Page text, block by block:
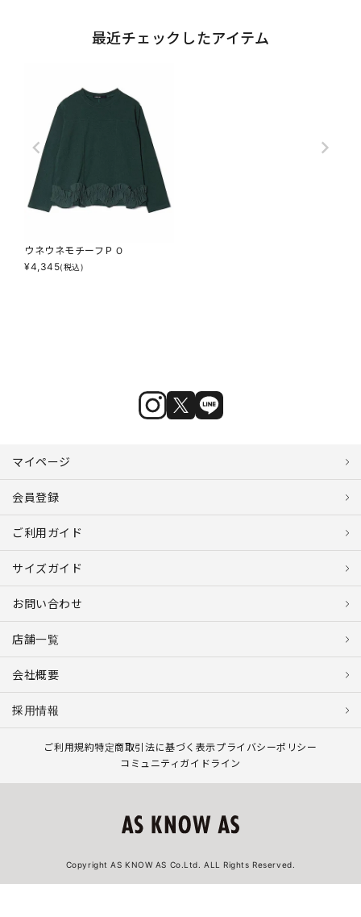
最近チェックしたアイテム
ウネウネモチーフＰＯ
¥4,345(税込)
マイページ
会員登録
ご利用ガイド
サイズガイド
お問い合わせ
店舗一覧
会社概要
採用情報
ご利用規約特定商取引法に基づく表示プライバシーポリシー
コミュニティガイドライン
Copyright AS KNOW AS Co.Ltd. ALL Rights Reserved.